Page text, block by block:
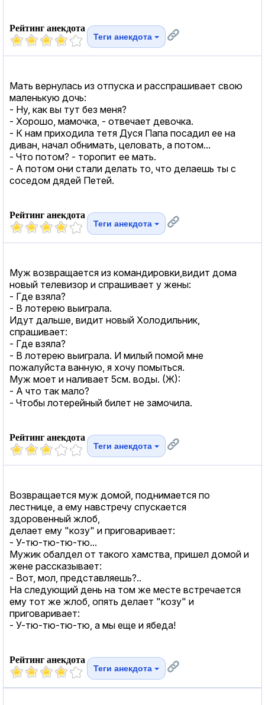
Рейтинг анекдота
Теги анекдота
Мать вернулась из отпуска и расспрашивает свою
маленькую дочь:
- Ну, как вы тут без меня?
- Хорошо, мамочка, - отвечает девочка.
- К нам приходила тетя Дуся Папа посадил ее на
диван, начал обнимать, целовать, а потом...
- Что потом? - торопит ее мать.
- А потом они стали делать то, что делаешь ты с
соседом дядей Петей.
Рейтинг анекдота
Теги анекдота
Муж возвращается из командировки,видит дома
новый телевизор и спрашивает у жены:
- Где взяла?
- В лотерею выиграла.
Идут дальше, видит новый Холодильник,
спрашивает:
- Где взяла?
- В лотерею выиграла. И милый помой мне
пожалуйста ванную, я хочу помыться.
Муж моет и наливает 5см. воды. (Ж):
- А что так мало?
- Чтобы лотерейный билет не замочила.
Рейтинг анекдота
Теги анекдота
Возвращается муж домой, поднимается по
лестнице, а ему навстречу спускается
здоровенный жлоб,
делает ему "козу" и приговаривает:
- У-тю-тю-тю-тю...
Мужик обалдел от такого хамства, пришел домой и
жене рассказывает:
- Вот, мол, представляешь?..
На следующий день на том же месте встречается
ему тот же жлоб, опять делает "козу" и
приговаривает:
- У-тю-тю-тю-тю, а мы еще и ябеда!
Рейтинг анекдота
Теги анекдота